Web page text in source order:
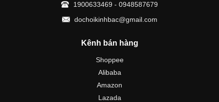
1900633469 - 0948587679
dochoikinhbac@gmail.com
Kênh bán hàng
Shoppee
Alibaba
Amazon
Lazada